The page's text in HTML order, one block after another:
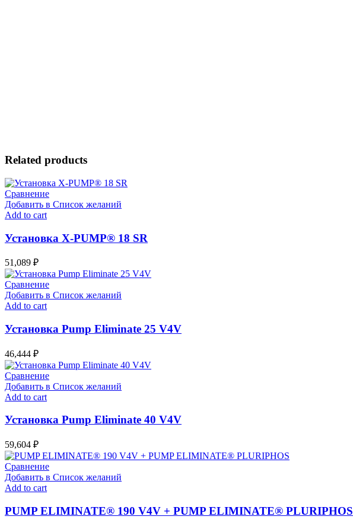
Related products
Сравнение
Добавить в Список желаний
Add to cart
Установка X-PUMP® 18 SR
51,089 ₽
Сравнение
Добавить в Список желаний
Add to cart
Установка Pump Eliminate 25 V4V
46,444 ₽
Сравнение
Добавить в Список желаний
Add to cart
Установка Pump Eliminate 40 V4V
59,604 ₽
Сравнение
Добавить в Список желаний
Add to cart
PUMP ELIMINATE® 190 V4V + PUMP ELIMINATE® PLURIPHOS